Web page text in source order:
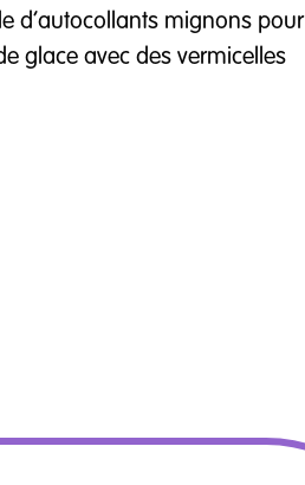
d’autocollants mignons pour
glace avec des vermicelles